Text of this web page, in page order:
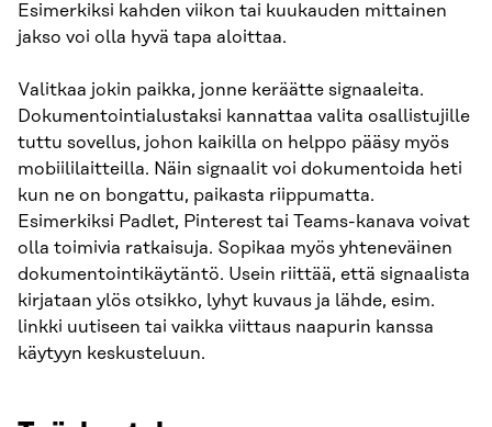
Esimerkiksi kahden viikon tai kuukauden mittainen
jakso voi olla hyvä tapa aloittaa.
Valitkaa jokin paikka, jonne keräätte signaaleita.
Dokumentointialustaksi kannattaa valita osallistujille
tuttu sovellus, johon kaikilla on helppo pääsy myös
mobiililaitteilla. Näin signaalit voi dokumentoida heti
kun ne on bongattu, paikasta riippumatta.
Esimerkiksi Padlet, Pinterest tai Teams-kanava voivat
olla toimivia ratkaisuja. Sopikaa myös yhteneväinen
dokumentointikäytäntö. Usein riittää, että signaalista
kirjataan ylös otsikko, lyhyt kuvaus ja lähde, esim.
linkki uutiseen tai vaikka viittaus naapurin kanssa
käytyyn keskusteluun.